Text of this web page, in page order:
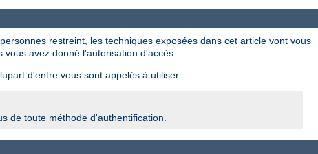
restreint, les techniques exposées dans cet article vont vous
avez donné l'autorisation d'accès.
d'entre vous sont appelés à utiliser.
de toute méthode d'authentification.